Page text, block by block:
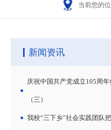
当前您的位
新闻资讯
庆祝中国共产党成立105周
（三）
我校“三下乡”社会实践团队